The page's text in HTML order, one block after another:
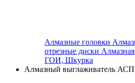
Алмазные головки
отрезные диски
ГОИ, Шкурка
Алмазный выглаживатель